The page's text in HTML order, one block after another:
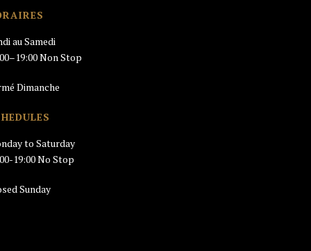
au Samedi
Non Stop
Dimanche
to Saturday
19:00 No Stop
Sunday